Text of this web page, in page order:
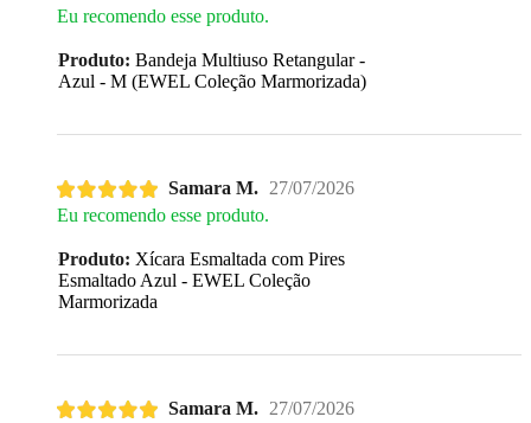
Eu recomendo esse produto.
Produto: Bandeja Multiuso Retangular -
Azul - M (EWEL Coleção Marmorizada)
Samara M. 27/07/2026
Eu recomendo esse produto.
Produto: Xícara Esmaltada com Pires
Esmaltado Azul - EWEL Coleção
Marmorizada
Samara M. 27/07/2026